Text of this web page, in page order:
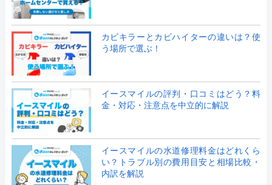
カビキラーとカビハイターの違いは？使
う場所で選ぶ！
イースマイルの評判・口コミはどう？料
金・対応・注意点を中立的に解説
イースマイルの水道修理料金はどれくら
い？トラブル別の費用目安と相場比較・
内訳を解説